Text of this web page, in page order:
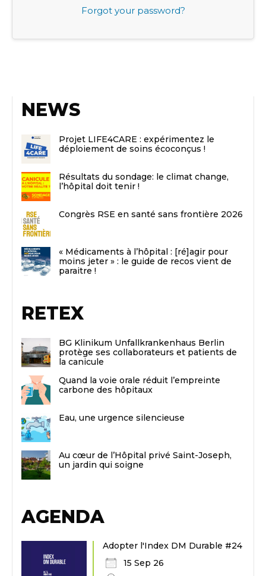
Forgot your password?
NEWS
Projet LIFE4CARE : expérimentez le
déploiement de soins écoconçus !
Résultats du sondage: le climat change,
l’hôpital doit tenir !
Congrès RSE en santé sans frontière 2026
« Médicaments à l’hôpital : [ré]agir pour
moins jeter » : le guide de recos vient de
paraitre !
RETEX
BG Klinikum Unfallkrankenhaus Berlin
protège ses collaborateurs et patients de
la canicule
Quand la voie orale réduit l’empreinte
carbone des hôpitaux
Eau, une urgence silencieuse
Au cœur de l’Hôpital privé Saint-Joseph,
un jardin qui soigne
AGENDA
Adopter l'Index DM Durable #24
15 Sep 26